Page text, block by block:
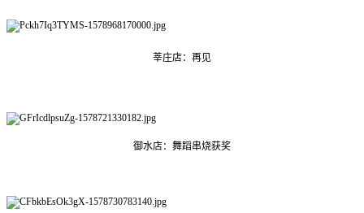
莘庄店：再见
御水店：舞蹈串烧获奖